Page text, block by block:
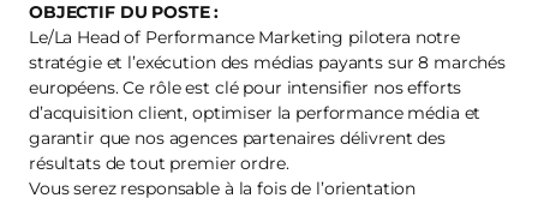
OBJECTIF DU POSTE :
Le/La Head of Performance Marketing pilotera notre
stratégie et l’exécution des médias payants sur 8 marchés
européens. Ce rôle est clé pour intensifier nos efforts
d’acquisition client, optimiser la performance média et
garantir que nos agences partenaires délivrent des
résultats de tout premier ordre.
Vous serez responsable à la fois de l’orientation